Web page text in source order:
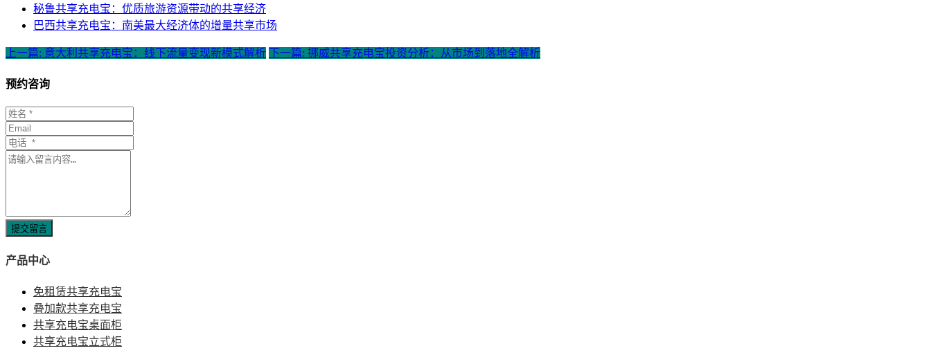
秘鲁共享充电宝：优质旅游资源带动的共享经济
巴西共享充电宝：南美最大经济体的增量共享市场
上一篇: 意大利共享充电宝：线下流量变现新模式解析 下一篇: 挪威共享充电宝投资分析：从市场到落地全解析
预约咨询
提交留言
产品中心
免租赁共享充电宝
叠加款共享充电宝
共享充电宝桌面柜
共享充电宝立式柜